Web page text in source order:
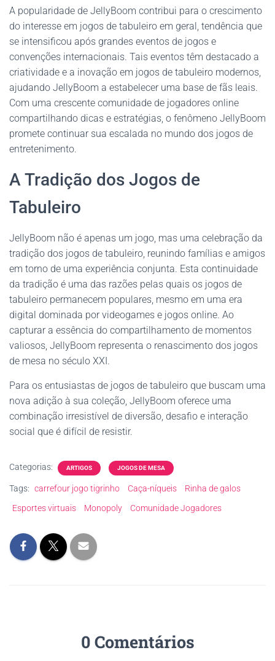
A popularidade de JellyBoom contribui para o crescimento
do interesse em jogos de tabuleiro em geral, tendência que
se intensificou após grandes eventos de jogos e
convenções internacionais. Tais eventos têm destacado a
criatividade e a inovação em jogos de tabuleiro modernos,
ajudando JellyBoom a estabelecer uma base de fãs leais.
Com uma crescente comunidade de jogadores online
compartilhando dicas e estratégias, o fenômeno JellyBoom
promete continuar sua escalada no mundo dos jogos de
entretenimento.
A Tradição dos Jogos de
Tabuleiro
JellyBoom não é apenas um jogo, mas uma celebração da
tradição dos jogos de tabuleiro, reunindo famílias e amigos
em torno de uma experiência conjunta. Esta continuidade
da tradição é uma das razões pelas quais os jogos de
tabuleiro permanecem populares, mesmo em uma era
digital dominada por videogames e jogos online. Ao
capturar a essência do compartilhamento de momentos
valiosos, JellyBoom representa o renascimento dos jogos
de mesa no século XXI.
Para os entusiastas de jogos de tabuleiro que buscam uma
nova adição à sua coleção, JellyBoom oferece uma
combinação irresistível de diversão, desafio e interação
social que é difícil de resistir.
Categorias: ARTIGOS JOGOS DE MESA
Tags: carrefour jogo tigrinho Caça-níqueis
Rinha de galos
Esportes virtuais
Monopoly Comunidade Jogadores
0 Comentários